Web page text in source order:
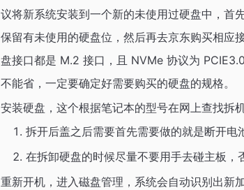
议将新系统安装到一个新的未使用过硬盘中，首
保留有未使用的硬盘位，然后再去京东购买相
盘接口都是 M.2 接口，且 NVMe 协议为
不能省，一定要确定好需要购买的硬盘的规格。
安装硬盘，这个根据笔记本的型号在网上查找拆
拆开后盖之后需要首先需要做的就是断开电
在拆卸硬盘的时候尽量不要用手去碰主板，
重新开机，进入磁盘管理，系统会自动识别出新